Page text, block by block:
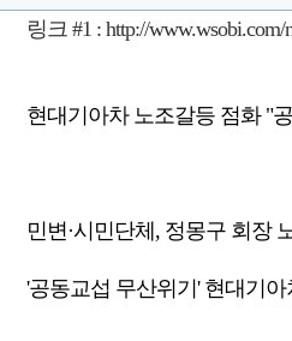
링크 #1 :http://www.wsobi.com/
현대기아차 노조갈등 점화 "
민변·시민단체, 정몽구 회장
'공동교섭 무산위기' 현대기